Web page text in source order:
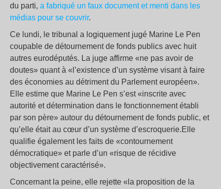
du parti, a fabriqué un faux document et menti dans les
médias pour se couvrir.
Ce lundi, le tribunal a logiquement jugé Marine Le Pen
coupable de détournement de fonds publics avec huit
autres eurodéputés. La juge affirme «ne pas avoir de
doutes» quant à «l’existence d’un système visant à faire
des économies au détriment du Parlement européen».
Elle estime que Marine Le Pen s’est «inscrite avec
autorité et détermination dans le fonctionnement établi
par son père» autour du détournement de fonds public, et
qu’elle était au cœur d’un système d’escroquerie.Elle
qualifie également les faits de «contournement
démocratique» et parle d’un «risque de récidive
objectivement caractérisé».
Concernant la peine, elle rejette «la proposition de la